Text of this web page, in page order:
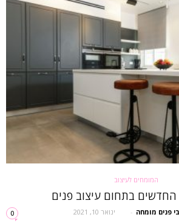
המומחים לעיצוב
בתחום עיצוב פנים
פנים מומחה - ינואר 10, 2021 0